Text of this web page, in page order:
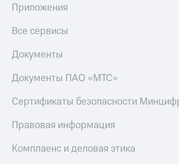
Приложения
Все сервисы
Документы
Документы ПАО «МТС»
Сертификаты безопасности
Правовая информация
Комплаенс и деловая этика